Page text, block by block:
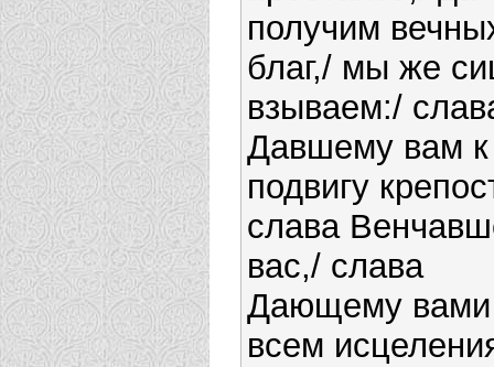
получим
благ,/ мы же
взываем:/
Давшему вам к
подвигу
слава
вас,/ слава
Дающему вами
всем